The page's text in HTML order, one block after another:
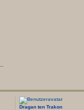
Dragan ten Trakon